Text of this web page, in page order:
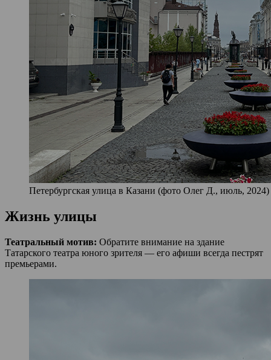
Петербургская улица в Казани (фото Олег Д., июль, 2024)
Жизнь улицы
Театральный мотив: Обратите внимание на здание
Татарского театра юного зрителя — его афиши всегда пестрят
премьерами.